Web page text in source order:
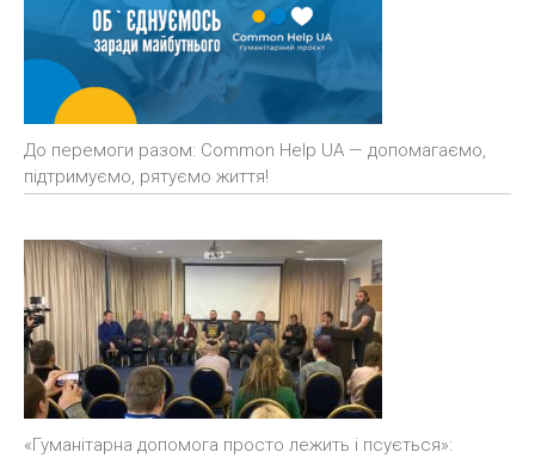
До перемоги разом: Common Help UA — допомагаємо,
підтримуємо, рятуємо життя!
«Гуманітарна допомога просто лежить і псується»: